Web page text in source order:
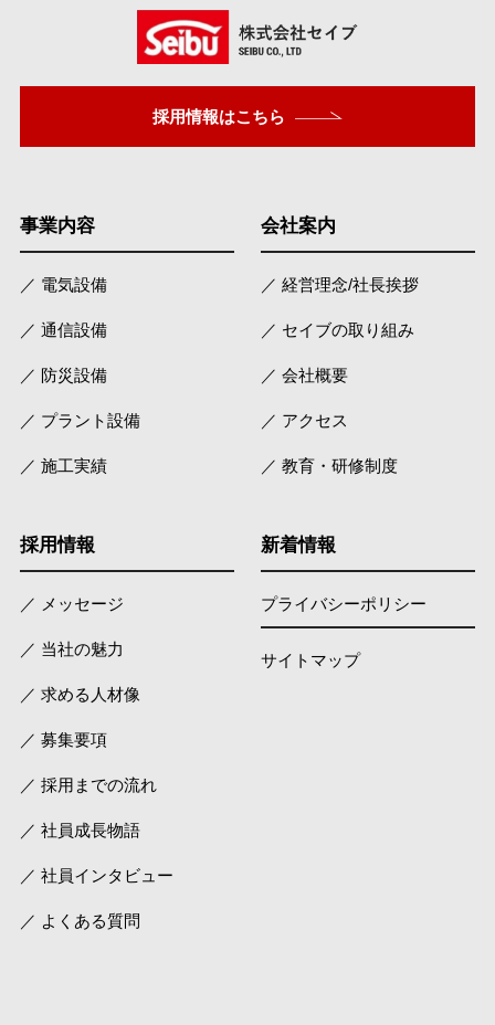
採用情報はこちら
事業内容
／ 電気設備
／ 通信設備
／ 防災設備
／ プラント設備
／ 施工実績
会社案内
／ 経営理念/社長挨拶
／ セイブの取り組み
／ 会社概要
／ アクセス
／ 教育・研修制度
採用情報
／ メッセージ
／ 当社の魅力
／ 求める人材像
／ 募集要項
／ 採用までの流れ
／ 社員成長物語
／ 社員インタビュー
／ よくある質問
新着情報
プライバシーポリシー
サイトマップ